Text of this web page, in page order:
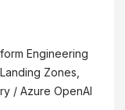
Engineering
Zones,
/ Azure OpenAI